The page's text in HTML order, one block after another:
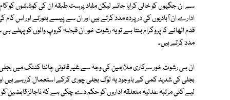
سے ان جگہوں کو خالی کرایا جائے لیکن مفاد پرست طبقہ ان کی کوششوں کو
ادارے ان آبادیوں کی درپردہ مدد کرتے ہیں اور ان سے پیسے بٹورتے اور اس
قدم اٹھانے کا پروگرام بنتا ہے تو یہ رشوت خور ان قبضہ گروپ والوں کو پہلے
مدد کرتے ہیں۔
ان ہی رشوت خور سرکاری ملازمین کی وجہ سے غیر قانونی چائنا کٹنگ میں
بجلی کی شدید کمی کے باوجود یہ لوگ بجلی چوری کرکے استعمال کررہے ہیں
لیے کئی مرتبہ عدلیہ متعلقہ اداروں کو حکم دے چکی ہے کہ ناجائز قابضین